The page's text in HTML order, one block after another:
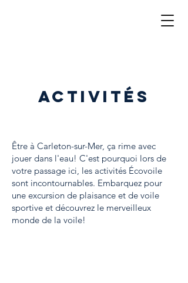
ACTIVITÉS
Être à Carleton-sur-Mer, ça rime avec
jouer dans l'eau! C'est pourquoi lors de
votre passage ici, les activités Écovoile
sont incontournables. Embarquez pour
une excursion de plaisance et de voile
sportive et découvrez le merveilleux
monde de la voile!